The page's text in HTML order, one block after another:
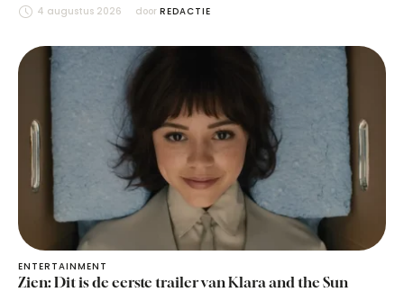
4 augustus 2026 door REDACTIE
ENTERTAINMENT
Zien: Dit is de eerste trailer van Klara and the Sun